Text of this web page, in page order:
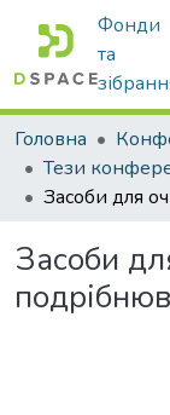
Фонди
та
Головна
Тези
Засоби